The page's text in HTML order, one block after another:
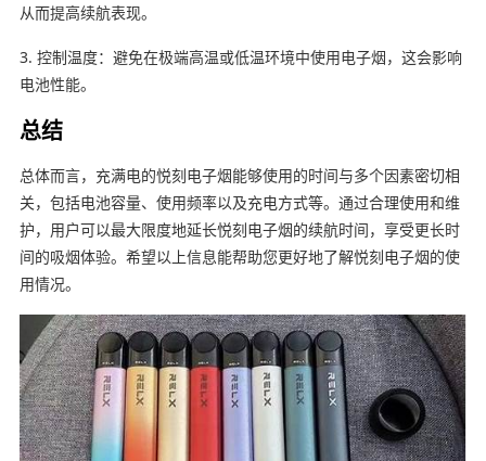
从而提高续航表现。
3. 控制温度：避免在极端高温或低温环境中使用电子烟，这会影响
电池性能。
总结
总体而言，充满电的悦刻电子烟能够使用的时间与多个因素密切相
关，包括电池容量、使用频率以及充电方式等。通过合理使用和维
护，用户可以最大限度地延长悦刻电子烟的续航时间，享受更长时
间的吸烟体验。希望以上信息能帮助您更好地了解悦刻电子烟的使
用情况。